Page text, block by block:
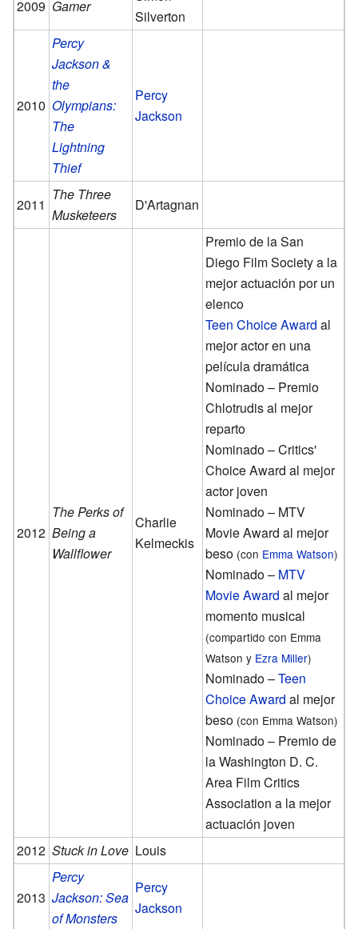
2009 Gamer
Silverton
2010
Percy
Jackson &
the
Olympians:
The
Lightning
Thief
Percy
Jackson
2011
The Three
Musketeers
D'Artagnan
2012
The Perks of
Being a
Wallflower
Charlie
Kelmeckis
Premio de la San
Diego Film Society a la
mejor actuación por un
elenco
Teen Choice Award al
mejor actor en una
película dramática
Nominado – Premio
Chlotrudis al mejor
reparto
Nominado – Critics'
Choice Award al mejor
actor joven
Nominado – MTV
Movie Award al mejor
beso (con Emma Watson)
Nominado – MTV
Movie Award al mejor
momento musical
(compartido con Emma
Watson y Ezra Miller)
Nominado –Teen
Choice Award al mejor
beso (con Emma Watson)
Nominado – Premio de
la Washington D. C.
Area Film Critics
Association a la mejor
actuación joven
2012 Stuck in Love Louis
2013
Percy
Jackson: Sea
of Monsters
Percy
Jackson